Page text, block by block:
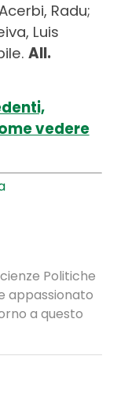
Radu;
Luis
All.
vedere
Politiche
appassionato
a questo